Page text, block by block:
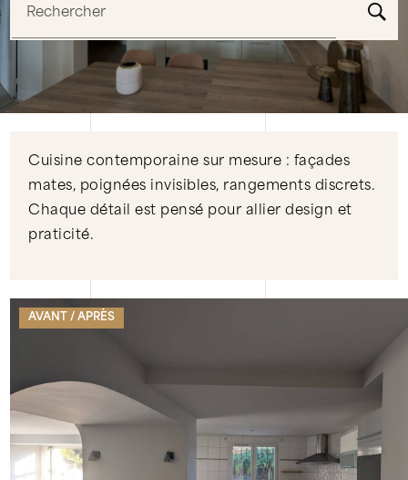
Rechercher
Cuisine contemporaine sur mesure : façades
mates, poignées invisibles, rangements discrets.
Chaque détail est pensé pour allier design et
praticité.
AVANT / APRÈS